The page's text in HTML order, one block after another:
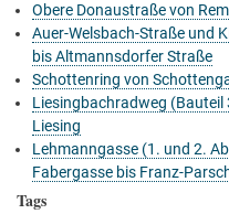
Obere Donaustraße von
Auer-Welsbach-Straße und
bis Altmannsdorfer Straße
Schottenring von
Liesingbachradweg
Liesing
Lehmanngasse (1. und 2.
Fabergasse bis Franz-
Tags